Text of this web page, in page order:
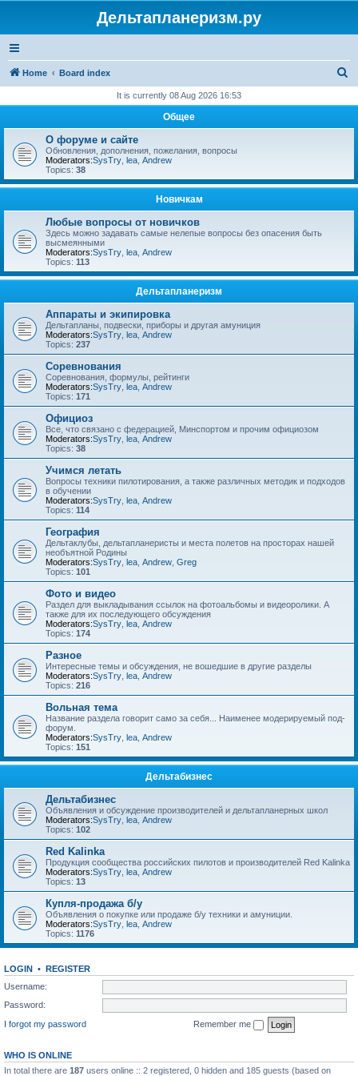
Дельтапланеризм.ру
Home Board index
r
It is currently 08 Aug 2026 16:53
Общее
О форуме и сайте
Обновления, дополнения, пожелания, вопросы
Moderators:SysTry lea Andrew
Topics: 38
Новичкам
Любые вопросы от новичков
Здесь можно задавать самые нелепые вопросы без опасения быть
высмеянными
Moderators:SysTry lea Andrew
Topics: 113
Дельтапланеризм
Аппараты и экипировка
Дельтапланы, подвески, приборы и другая амуниция
Moderators:SysTry lea Andrew
Topics: 237
Соревнования
Соревнования, формулы, рейтинги
Moderators:SysTry lea Andrew
Topics: 171
Официоз
Все, что связано с федерацией, Минспортом и прочим официозом
Moderators:SysTry lea Andrew
Topics: 38
Учимся летать
Вопросы техники пилотирования, а также различных методик и подходов
в обучении
Moderators:SysTry lea Andrew
Topics: 114
География
Дельтаклубы, дельтапланеристы и места полетов на просторах нашей
необъятной Родины
Moderators:SysTry lea Andrew Greg
Topics: 101
Фото и видео
Раздел для выкладывания ссылок на фотоальбомы и видеоролики. А
также для их последующего обсуждения
Moderators:SysTry lea Andrew
Topics: 174
Разное
Интересные темы и обсуждения, не вошедшие в другие разделы
Moderators:SysTry lea Andrew
Topics: 216
Вольная тема
Название раздела говорит само за себя... Наименее модерируемый под-
форум.
Moderators:SysTry lea Andrew
Topics: 151
Дельтабизнес
Дельтабизнес
Объявления и обсуждение производителей и дельтапланерных школ
Moderators:SysTry lea Andrew
Topics: 102
Red Kalinka
Продукция сообщества российских пилотов и производителей Red Kalinka
Moderators:SysTry lea Andrew
Topics: 13
Купля-продажа б/у
Объявления о покупке или продаже б/у техники и амуниции.
Moderators:SysTry lea Andrew
Topics: 1176
LOGIN • REGISTER
Username:
Password:
I forgot my password
Remember me
WHO IS ONLINE
In total there are 187 users online :: 2 registered, 0 hidden and 185 guests (based on